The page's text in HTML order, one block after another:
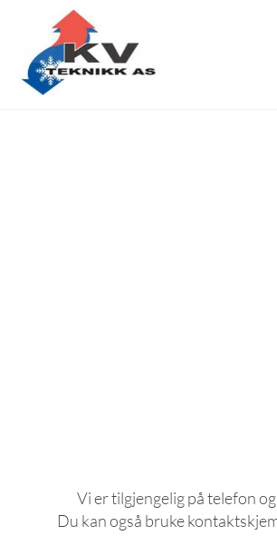
Vi er tilgjengelig på telefon
Du kan også bruke